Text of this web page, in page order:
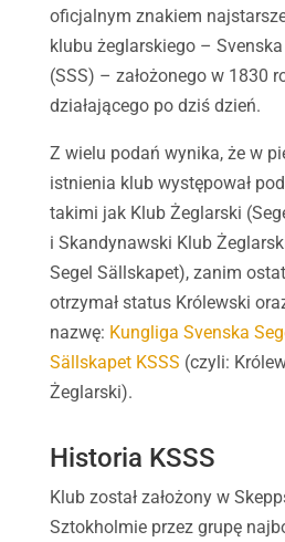
oficjalnym znakiem
klubu żeglarskiego –
(SSS) – założonego w 1830
działającego po dziś dzień.
Z wielu podań wynika, że ​​w
istnienia klub występował
takimi jak Klub Żeglarski
i Skandynawski Klub
Segel Sällskapet), zanim
otrzymał status Królewski
nazwę: Kungliga Svenska
Sällskapet KSSS (czyli:
Żeglarski).
Historia KSSS
Klub został założony w
Sztokholmie przez grupę